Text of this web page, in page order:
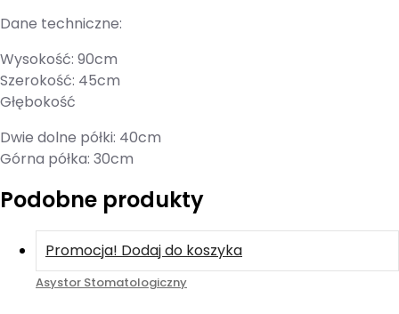
Dane techniczne:
Wysokość: 90cm
Szerokość: 45cm
Głębokość
Dwie dolne półki: 40cm
Górna półka: 30cm
Podobne produkty
Promocja! Dodaj do koszyka
Asystor Stomatologiczny